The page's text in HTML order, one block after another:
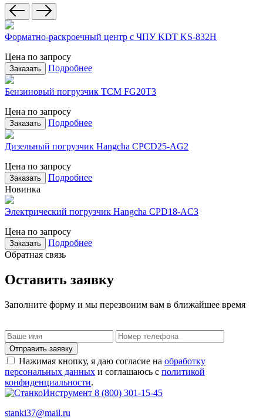
Форматно-раскроечный центр с ЧПУ KDT KS-832H
Цена по запросу
Заказать Подробнее
Бензиновый погрузчик TCM FG20T3
Цена по запросу
Заказать Подробнее
Дизельный погрузчик Hangcha CPCD25-AG2
Цена по запросу
Заказать
Подробнее
Новинка
Электрический погрузчик Hangcha CPD18-AC3
Цена по запросу
Заказать
Подробнее
Обратная связь
Оставить заявку
Заполните форму и мы перезвоним вам в ближайшее время
Отправить заявку
Нажимая кнопку, я даю согласие на обработку
персональных данных и соглашаюсь с политикой
конфиденциальности.
8 (800) 301-15-45
stanki37@mail.ru